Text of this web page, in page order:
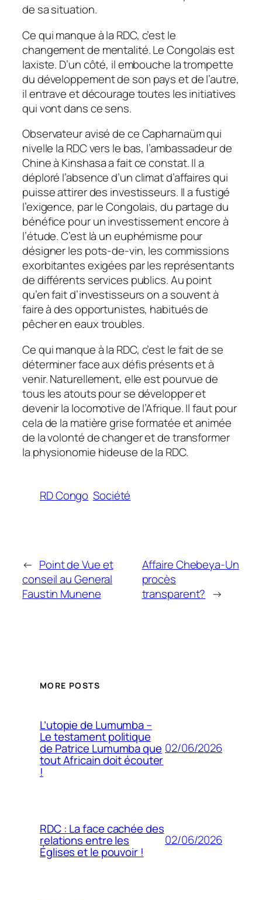
de sa situation.
Ce qui manque à la RDC, c’est le
changement de mentalité. Le Congolais est
laxiste. D’un côté, il embouche la trompette
du développement de son pays et de l’autre,
il entrave et décourage toutes les initiatives
qui vont dans ce sens.
Observateur avisé de ce Capharnaüm qui
nivelle la RDC vers le bas, l’ambassadeur de
Chine à Kinshasa a fait ce constat. Il a
déploré l’absence d’un climat d’affaires qui
puisse attirer des investisseurs. Il a fustigé
l’exigence, par le Congolais, du partage du
bénéfice pour un investissement encore à
l’étude. C’est là un euphémisme pour
désigner les pots-de-vin, les commissions
exorbitantes exigées par les représentants
de différents services publics. Au point
qu’en fait d’investisseurs on a souvent à
faire à des opportunistes, habitués de
pêcher en eaux troubles.
Ce qui manque à la RDC, c’est le fait de se
déterminer face aux défis présents et à
venir. Naturellement, elle est pourvue de
tous les atouts pour se développer et
devenir la locomotive de l’Afrique. Il faut pour
cela de la matière grise formatée et animée
de la volonté de changer et de transformer
la physionomie hideuse de la RDC.
RD Congo Société
← Point de Vue et
conseil au General
Faustin Munene
Affaire Chebeya-Un
procès
transparent? →
MORE POSTS
L’utopie de Lumumba –
Le testament politique
de Patrice Lumumba que
tout Africain doit écouter
!
02/06/2026
RDC : La face cachée des
relations entre les
Églises et le pouvoir !
02/06/2026